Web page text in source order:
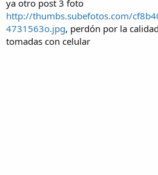
ya otro post 3 foto
http://thumbs.subefotos.com/
4731563o.jpg, perdón por la
tomadas con celular